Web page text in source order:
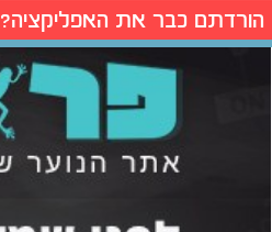
הורדתם כבר את האפליקציה?